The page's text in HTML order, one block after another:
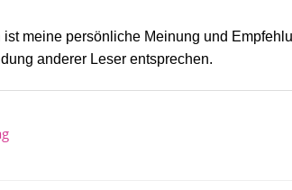
meine persönliche Meinung und
anderer Leser entsprechen.